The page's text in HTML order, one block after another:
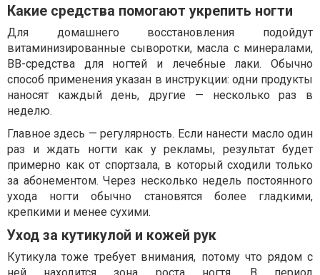
Какие средства помогают укрепить ногти
Для домашнего восстановления подойдут
витаминизированные сыворотки, масла с минералами,
BB-средства для ногтей и лечебные лаки. Обычно
способ применения указан в инструкции: одни продукты
наносят каждый день, другие — несколько раз в
неделю.
Главное здесь — регулярность. Если нанести масло один
раз и ждать ногти как у рекламы, результат будет
примерно как от спортзала, в который сходили только
за абонементом. Через несколько недель постоянного
ухода ногти обычно становятся более гладкими,
крепкими и менее сухими.
Уход за кутикулой и кожей рук
Кутикула тоже требует внимания, потому что рядом с